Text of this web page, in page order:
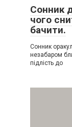
Сонник
чого
бачити.
Сонник
незабаром
підлість до